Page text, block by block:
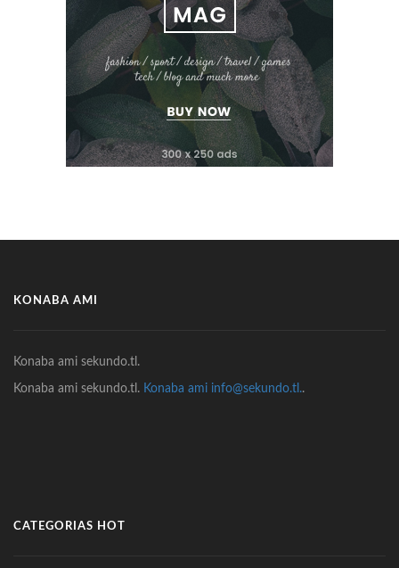
KONABA AMI
Konaba ami sekundo.tl.
Konaba ami sekundo.tl. Konaba ami info@sekundo.tl..
CATEGORIAS HOT